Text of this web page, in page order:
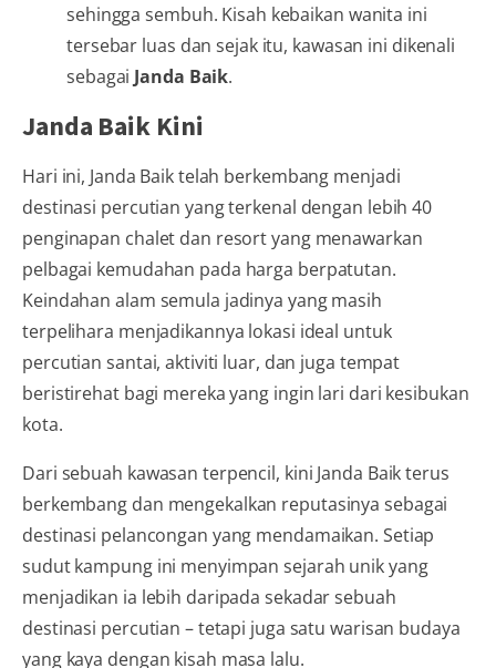
sehingga sembuh. Kisah kebaikan wanita ini
tersebar luas dan sejak itu, kawasan ini dikenali
sebagai Janda Baik.
Janda Baik Kini
Hari ini, Janda Baik telah berkembang menjadi
destinasi percutian yang terkenal dengan lebih 40
penginapan chalet dan resort yang menawarkan
pelbagai kemudahan pada harga berpatutan.
Keindahan alam semula jadinya yang masih
terpelihara menjadikannya lokasi ideal untuk
percutian santai, aktiviti luar, dan juga tempat
beristirehat bagi mereka yang ingin lari dari kesibukan
kota.
Dari sebuah kawasan terpencil, kini Janda Baik terus
berkembang dan mengekalkan reputasinya sebagai
destinasi pelancongan yang mendamaikan. Setiap
sudut kampung ini menyimpan sejarah unik yang
menjadikan ia lebih daripada sekadar sebuah
destinasi percutian – tetapi juga satu warisan budaya
yang kaya dengan kisah masa lalu.